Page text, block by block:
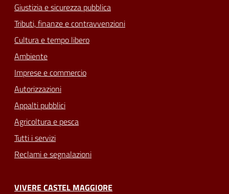
Giustizia e sicurezza pubblica
Tributi, finanze e contravvenzioni
Cultura e tempo libero
Ambiente
Imprese e commercio
Autorizzazioni
Appalti pubblici
Agricoltura e pesca
Tutti i servizi
Reclami e segnalazioni
VIVERE CASTEL MAGGIORE